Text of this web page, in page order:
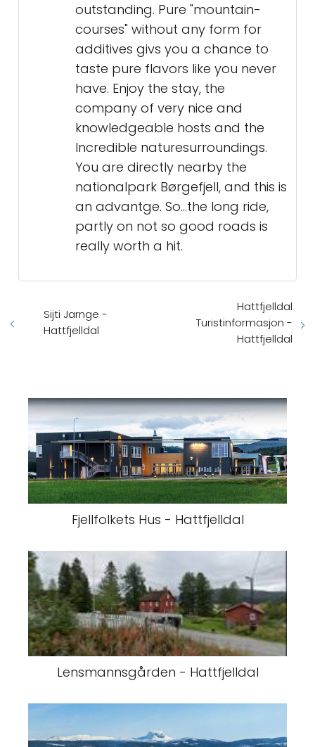
outstanding. Pure "mountain-
courses" without any form for
additives givs you a chance to
taste pure flavors like you never
have. Enjoy the stay, the
company of very nice and
knowledgeable hosts and the
Incredible naturesurroundings.
You are directly nearby the
nationalpark Børgefjell, and this is
an advantge. So...the long ride,
partly on not so good roads is
really worth a hit.
Sijti Jarnge -
Hattfjelldal
Hattfjelldal
Turistinformasjon -
Hattfjelldal
Fjellfolkets Hus - Hattfjelldal
Lensmannsgården - Hattfjelldal